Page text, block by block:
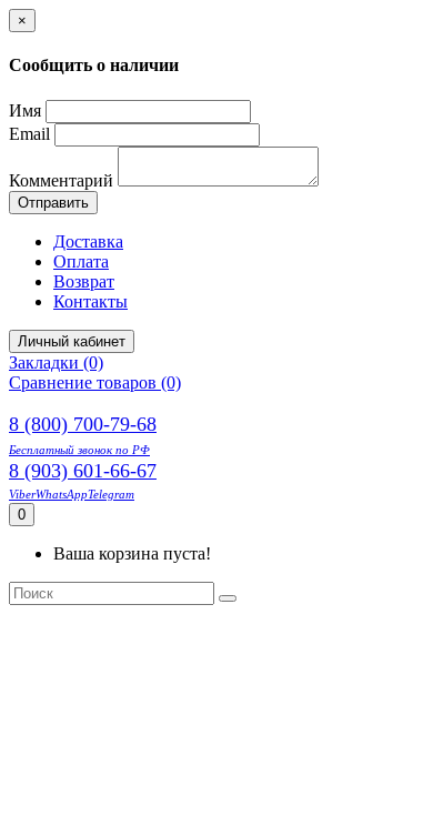
×
Сообщить о наличии
Имя
Email
Комментарий
Отправить
Доставка
Оплата
Возврат
Контакты
Личный кабинет
Закладки (0)
Сравнение товаров (0)
8 (800) 700-79-68
Бесплатный звонок по РФ
8 (903) 601-66-67
ViberWhatsAppTelegram
0
Ваша корзина пуста!